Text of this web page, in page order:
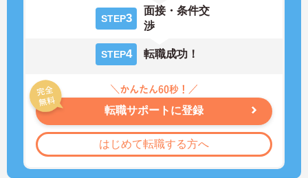
STEP3
面接・条件交
渉
STEP4 転職成功！
転職サポートに登録
はじめて転職する方へ